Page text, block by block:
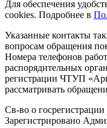
Для обеспечения
cookies. Подробнее в
Указанные контакты
вопросам обращения
Номера телефонов
распорядительных
регистрации ЧТУП
рассматривать
Св-во о
Зарегистрировано